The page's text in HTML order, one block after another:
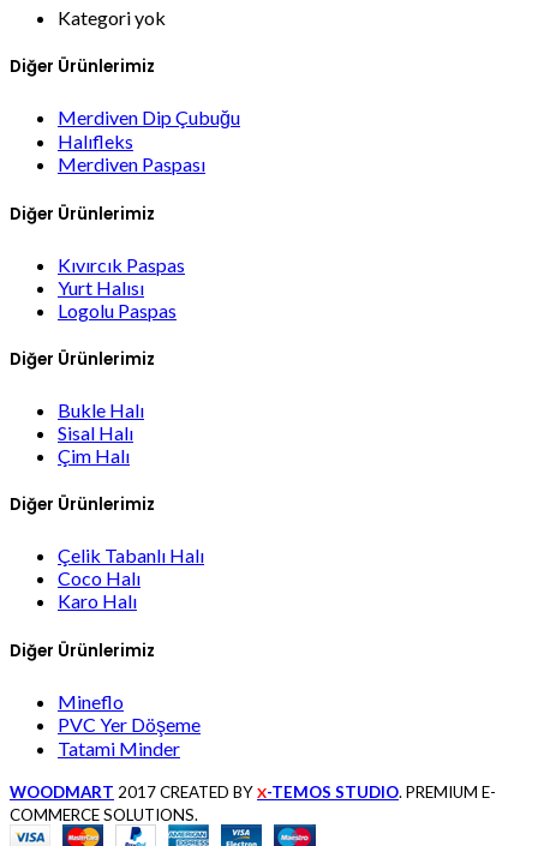
Kategori yok
Diğer Ürünlerimiz
Merdiven Dip Çubuğu
Halıfleks
Merdiven Paspası
Diğer Ürünlerimiz
Kıvırcık Paspas
Yurt Halısı
Logolu Paspas
Diğer Ürünlerimiz
Bukle Halı
Sisal Halı
Çim Halı
Diğer Ürünlerimiz
Çelik Tabanlı Halı
Coco Halı
Karo Halı
Diğer Ürünlerimiz
Mineflo
PVC Yer Döşeme
Tatami Minder
WOODMART 2017 CREATED BY X-TEMOS STUDIO. PREMIUM E-
COMMERCE SOLUTIONS.